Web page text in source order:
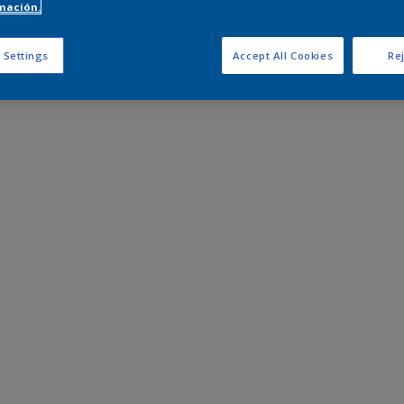
Settings Accept All Cookies